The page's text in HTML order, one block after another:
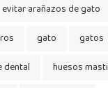
evitar arañazos de gato
gato gatos
dental
huesos